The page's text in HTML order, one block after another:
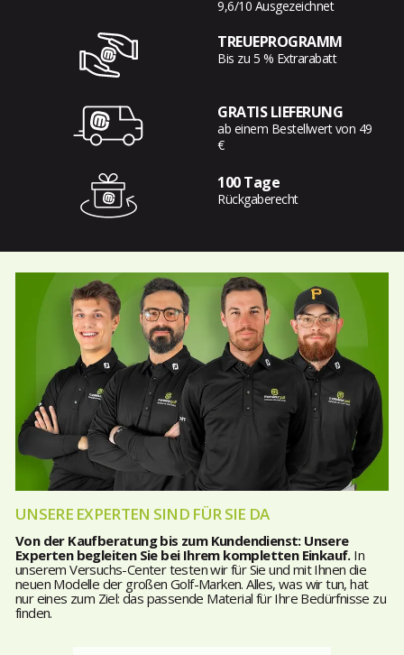
9,6/10 Ausgezeichnet
TREUEPROGRAMM
Bis zu 5 % Extrarabatt
GRATIS LIEFERUNG
ab einem Bestellwert von 49
€
100 Tage
Rückgaberecht
UNSERE EXPERTEN SIND FÜR SIE DA
Von der Kaufberatung bis zum Kundendienst: Unsere
Experten begleiten Sie bei Ihrem kompletten Einkauf.In
unserem Versuchs-Center testen wir für Sie und mit Ihnen die
neuen Modelle der großen Golf-Marken. Alles, was wir tun, hat
nur eines zum Ziel: das passende Material für Ihre Bedürfnisse zu
finden.